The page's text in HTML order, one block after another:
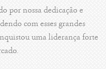
por nossa dedicação e
com esses grandes
uma liderança forte